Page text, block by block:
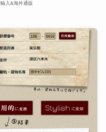
入&海外通販